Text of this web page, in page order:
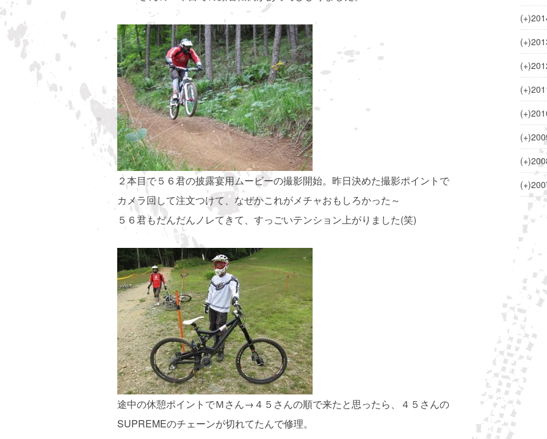
２本目で５６君の披露宴用ムービーの撮影開始。昨日決めた撮影ポイントで
カメラ回して注文つけて、なぜかこれがメチャおもしろかった～
５６君もだんだんノレてきて、すっごいテンション上がりました(笑)
途中の休憩ポイントでＭさん→４５さんの順で来たと思ったら、４５さんの
SUPREMEのチェーンが切れてたんで修理。
(+)
(+)
(+)
(+)
(+)
(+)
(+)
(+)